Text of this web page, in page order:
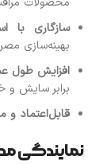
سازگاری با
بهینه‌سازی
افزایش طول
برابر سایش و
قابل‌اعتماد و
نمایندگی